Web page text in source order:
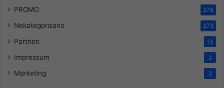
PROMO 278
Nekategorisano 273
Partneri 13
Impressum 2
Marketing 2